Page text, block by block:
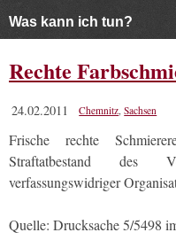
Was kann ich tun?
Rechte
24.02.2011 Chemnitz,Sachsen
Frische rechte
Straftatbestand des
verfassungswidriger
Quelle: Drucksache 5/5498